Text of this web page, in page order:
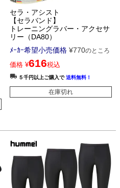
セラ・アシスト
【セラバンド】
トレーニングラバー・アクセサ
リー（DA80）
ﾒｰｶｰ希望小売価格 ¥770のところ
価格 ¥616税込
５千円以上ご購入で送料無料！
在庫切れ